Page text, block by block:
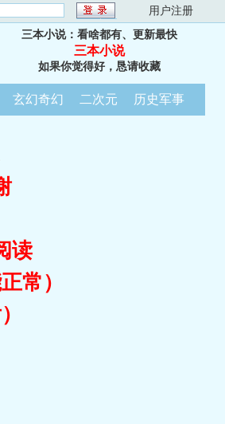
用户注册
三本小说：看啥都有、更新最快
三本小说
如果你觉得好，恳请收藏
玄幻奇幻 二次元 历史军事
读
常）